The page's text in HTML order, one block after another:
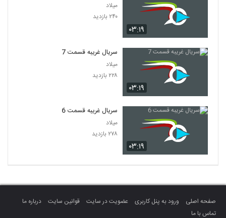
۰۳:۱۹
میلاد
۲۴۰ بازدید
۰۳:۱۹
سریال غریبه قسمت 7
میلاد
۲۲۸ بازدید
۰۳:۱۹
سریال غریبه قسمت 6
میلاد
۲۷۸ بازدید
صفحه اصلی ورود به پنل کاربری عضویت در سایت قوانین سایت
درباره ما
تماس با ما